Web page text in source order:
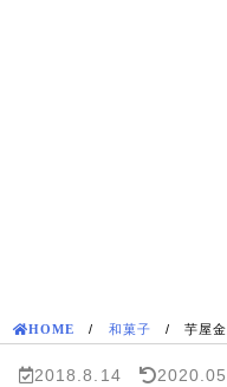
HOME / 和菓子 / 芋屋
2018.8.14